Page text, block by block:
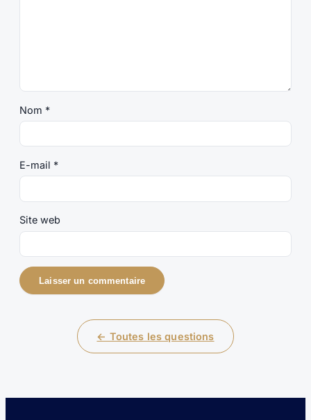
Nom *
E-mail *
Site web
← Toutes les questions